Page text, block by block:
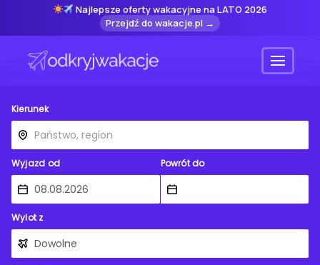
Najlepsze oferty wakacyjne na LATO 2026
Przejdź do wakacje.pl →
Menu
Kierunek
Wyjazd od Powrót do
Wylot z